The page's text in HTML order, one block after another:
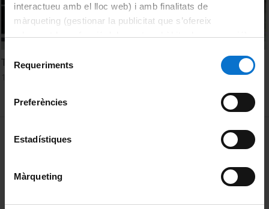
interactueu amb el lloc web) i amb finalitats de
màrqueting (gestionar la publicitat que s’ofereix
adequant-la en funció dels vostres hàbits de navegació).
consultar laPolítica de galetes del lloc web de la
Requeriments
Preferències
Estadístiques
Màrqueting
Taller de litografia
MENÚ PEU 1
Política de Cookies
Privacidad y términos